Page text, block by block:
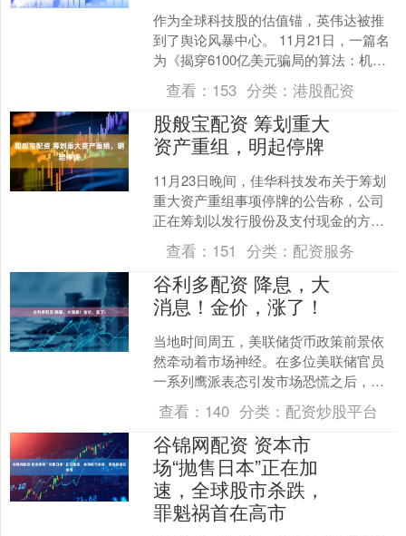
作为全球科技股的估值锚，英伟达被推
到了舆论风暴中心。 11月21日，一篇名
为《揭穿6100亿美元骗局的算法：机器
智能如何曝光AI行业的循环融资骗局》的
文章，迅速....
查看： 153 分类：港股配资
股般宝配资 筹划重大
资产重组，明起停牌
11月23日晚间，佳华科技发布关于筹划
重大资产重组事项停牌的公告称，公司
正在筹划以发行股份及支付现金的方式
购买数盾信息科技股份有限公司（简
称“数盾科技”或“标的....
查看： 151 分类： 配资服务
谷利多配资 降息，大
消息！金价，涨了！
当地时间周五，美联储货币政策前景依
然牵动着市场神经。在多位美联储官员
一系列鹰派表态引发市场恐慌之后，被
称为美联储“三号人物”的纽约联储银行行
长威廉姆斯当天表示，....
查看： 140 分类： 配资炒股平台
谷锦网配资 资本市
场“抛售日本”正在加
速，全球股市杀跌，
罪魁祸首在高市